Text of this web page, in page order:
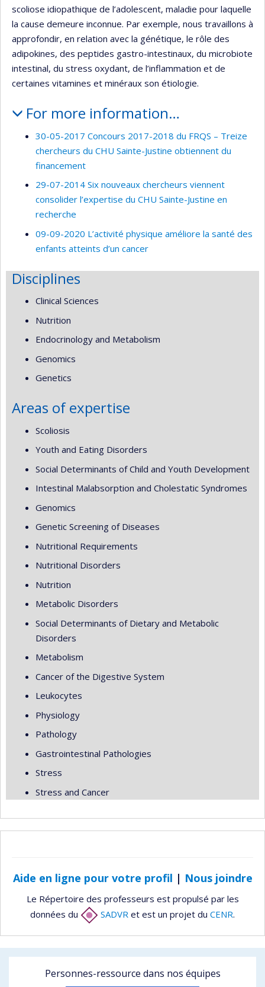
scoliose idiopathique de l’adolescent, maladie pour laquelle
la cause demeure inconnue. Par exemple, nous travaillons à
approfondir, en relation avec la génétique, le rôle des
adipokines, des peptides gastro-intestinaux, du microbiote
intestinal, du stress oxydant, de l’inflammation et de
certaines vitamines et minéraux son étiologie.
For more information…
30-05-2017 Concours 2017-2018 du FRQS – Treize
chercheurs du CHU Sainte-Justine obtiennent du
financement
29-07-2014 Six nouveaux chercheurs viennent
consolider l’expertise du CHU Sainte-Justine en
recherche
09-09-2020 L’activité physique améliore la santé des
enfants atteints d’un cancer
Disciplines
Clinical Sciences
Nutrition
Endocrinology and Metabolism
Genomics
Genetics
Areas of expertise
Scoliosis
Youth and Eating Disorders
Social Determinants of Child and Youth Development
Intestinal Malabsorption and Cholestatic Syndromes
Genomics
Genetic Screening of Diseases
Nutritional Requirements
Nutritional Disorders
Nutrition
Metabolic Disorders
Social Determinants of Dietary and Metabolic
Disorders
Metabolism
Cancer of the Digestive System
Leukocytes
Physiology
Pathology
Gastrointestinal Pathologies
Stress
Stress and Cancer
Aide en ligne pour votre profil | Nous joindre
Le Répertoire des professeurs est propulsé par les
données du
SADVR et est un projet du CENR.
Personnes-ressource dans nos équipes